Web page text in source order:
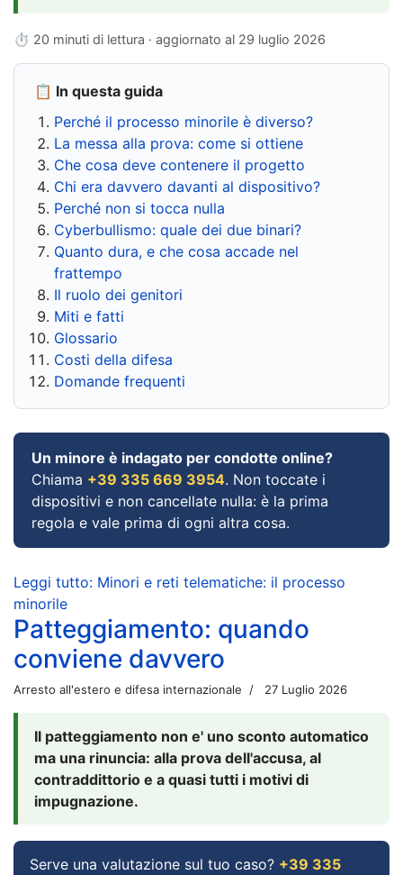
⏱ 20 minuti di lettura · aggiornato al 29 luglio 2026
📋 In questa guida
Perché il processo minorile è diverso?
La messa alla prova: come si ottiene
Che cosa deve contenere il progetto
Chi era davvero davanti al dispositivo?
Perché non si tocca nulla
Cyberbullismo: quale dei due binari?
Quanto dura, e che cosa accade nel
frattempo
Il ruolo dei genitori
Miti e fatti
Glossario
Costi della difesa
Domande frequenti
Un minore è indagato per condotte online?
Chiama +39 335 669 3954. Non toccate i
dispositivi e non cancellate nulla: è la prima
regola e vale prima di ogni altra cosa.
Leggi tutto: Minori e reti telematiche: il processo
minorile
Patteggiamento: quando
conviene davvero
Arresto all'estero e difesa internazionale 27 Luglio 2026
Il patteggiamento non e' uno sconto automatico
ma una rinuncia: alla prova dell'accusa, al
contraddittorio e a quasi tutti i motivi di
impugnazione.
Serve una valutazione sul tuo caso? +39 335